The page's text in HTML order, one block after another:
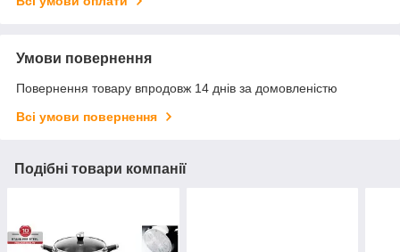
Умови повернення
Повернення товару впродовж 14 днів за домовленістю
Всі умови повернення
Подібні товари компанії